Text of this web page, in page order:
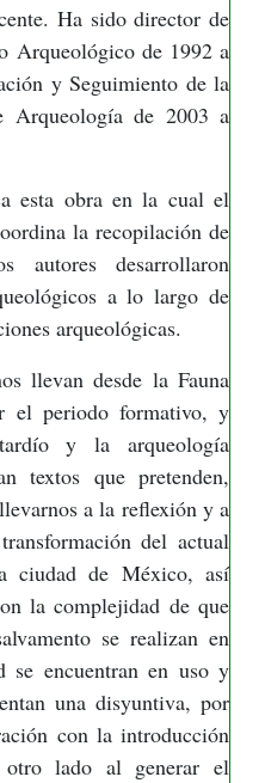
Ha sido director de
Arqueológico de 1992 a
y Seguimiento de la
Arqueología de 2003 a
esta obra en la cual el
la recopilación de
autores desarrollaron
a lo largo de
arqueológicas.
llevan desde la Fauna
el periodo formativo, y
y la arqueología
textos que pretenden,
a la reflexión y a
del actual
ciudad de México, así
la complejidad de que
se realizan en
se encuentran en uso y
una disyuntiva, por
con la introducción
lado al generar el